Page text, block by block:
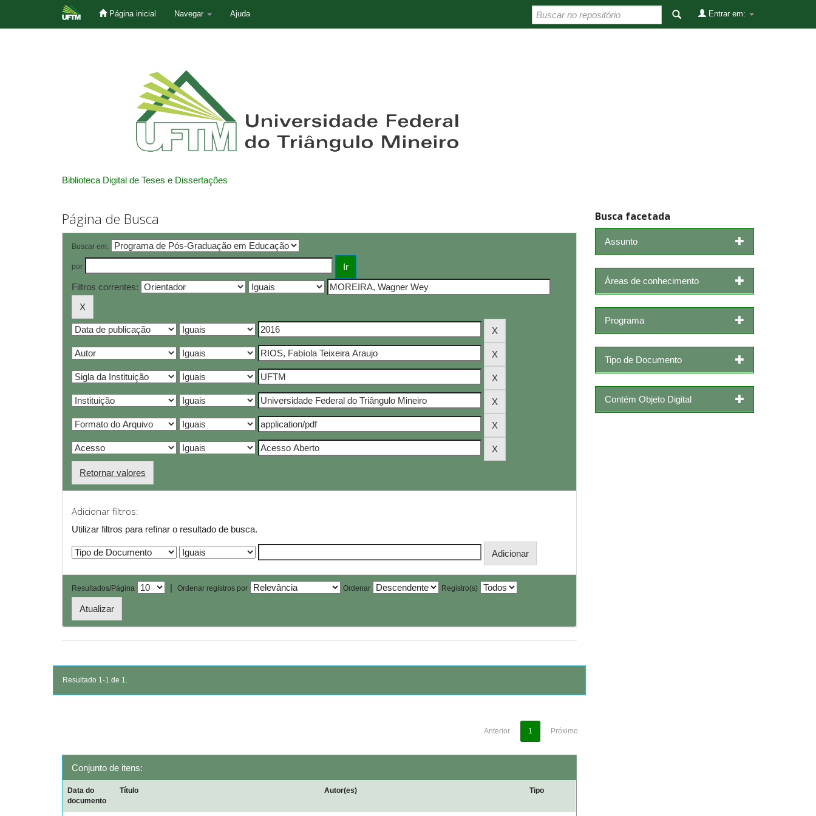
Página inicial Navegar Ajuda Entrar em:
Biblioteca Digital de Teses e Dissertações
Página de Busca
Buscar em:
por
Filtros correntes:
Retornar valores
Adicionar filtros:
Utilizar filtros para refinar o resultado de busca.
Resultados/Página | Ordenar registros por Ordenar Registro(s)
Resultado 1-1 de 1.
Anterior 1 Próximo
Conjunto de itens:
Data do
documento
Título Autor(es) Tipo
Busca facetada
Assunto
Áreas de conhecimento
Programa
Tipo de Documento
Contém Objeto Digital